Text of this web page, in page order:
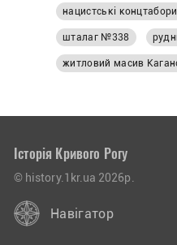
нацистські концтабори
шталаг №338
житловий масив
Історія Кривого Рогу
© history.1kr.ua 2026р.
Навігатор